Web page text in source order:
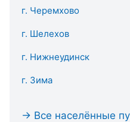
г. Черемхово
г. Шелехов
г. Нижнеудинск
г. Зима
→ Все населённые